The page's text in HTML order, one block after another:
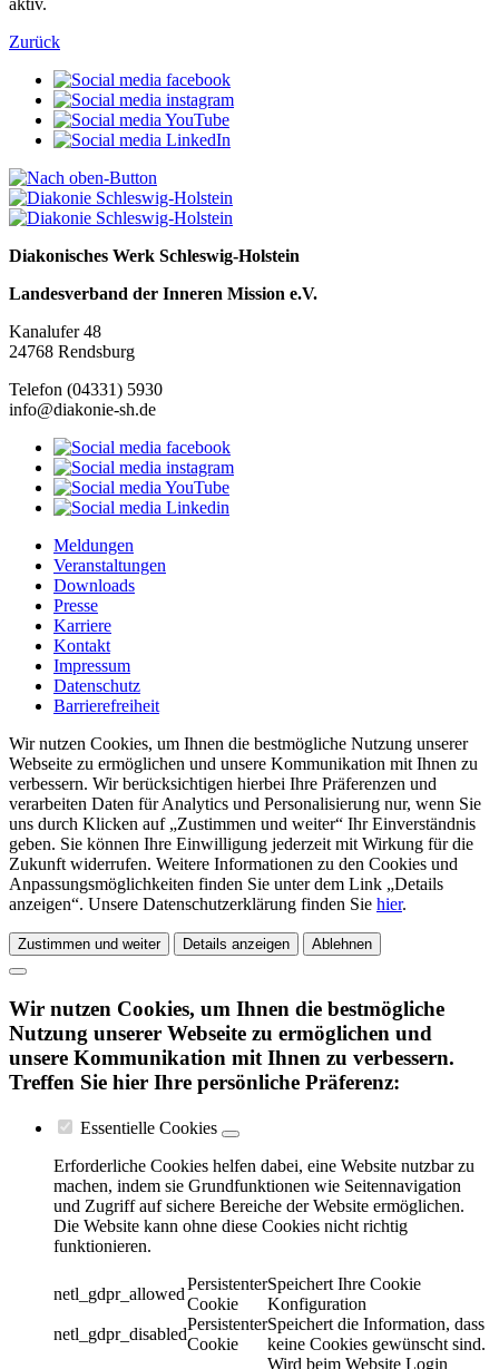
aktiv.
Zurück
Diakonisches Werk Schleswig-Holstein
Landesverband der Inneren Mission e.V.
Kanalufer 48
24768 Rendsburg
Telefon (04331) 5930
info@diakonie-sh.de
Meldungen
Veranstaltungen
Downloads
Presse
Karriere
Kontakt
Impressum
Datenschutz
Barrierefreiheit
Wir nutzen Cookies, um Ihnen die bestmögliche Nutzung unserer
Webseite zu ermöglichen und unsere Kommunikation mit Ihnen zu
verbessern. Wir berücksichtigen hierbei Ihre Präferenzen und
verarbeiten Daten für Analytics und Personalisierung nur, wenn Sie
uns durch Klicken auf „Zustimmen und weiter“ Ihr Einverständnis
geben. Sie können Ihre Einwilligung jederzeit mit Wirkung für die
Zukunft widerrufen. Weitere Informationen zu den Cookies und
Anpassungsmöglichkeiten finden Sie unter dem Link „Details
anzeigen“. Unsere Datenschutzerklärung finden Sie hier.
Zustimmen und weiter Details anzeigen Ablehnen
Wir nutzen Cookies, um Ihnen die bestmögliche
Nutzung unserer Webseite zu ermöglichen und
unsere Kommunikation mit Ihnen zu verbessern.
Treffen Sie hier Ihre persönliche Präferenz:
Essentielle Cookies
Erforderliche Cookies helfen dabei, eine Website nutzbar zu
machen, indem sie Grundfunktionen wie Seitennavigation
und Zugriff auf sichere Bereiche der Website ermöglichen.
Die Website kann ohne diese Cookies nicht richtig
funktionieren.
netl_gdpr_allowed
Persistenter
Cookie
Speichert Ihre Cookie
Konfiguration
netl_gdpr_disabled
Persistenter
Cookie
Speichert die Information, dass
keine Cookies gewünscht sind.
Wird beim Website Login